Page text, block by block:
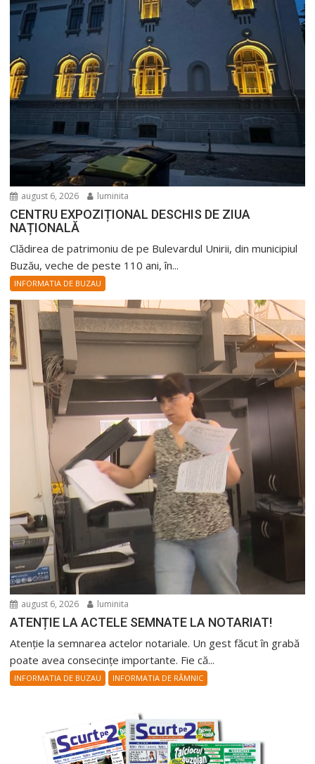
august 6, 2026 luminita
CENTRU EXPOZIȚIONAL DESCHIS DE ZIUA
NAȚIONALĂ
Clădirea de patrimoniu de pe Bulevardul Unirii, din municipiul
Buzău, veche de peste 110 ani, în...
INFORMATIA DE BUZAU
august 6, 2026 luminita
ATENȚIE LA ACTELE SEMNATE LA NOTARIAT!
Atenție la semnarea actelor notariale. Un gest făcut în grabă
poate avea consecințe importante. Fie că...
INFORMATIA DE BUZAU INFORMATIA DE RÂMNIC